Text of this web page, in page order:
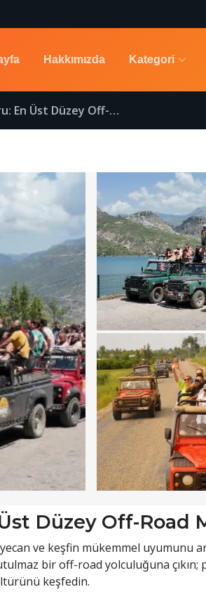
Hakkımızda Kategori
Macera, Doğa ve Kültür Keşfi
Düzey Off-Road
ve keşfin mükemmel
bir off-road yolculuğuna
keşfedin.